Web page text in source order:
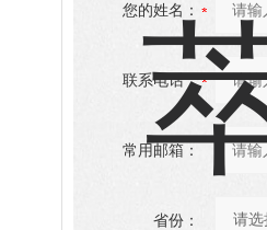
您的姓名：
联系电话：
常用邮箱：
省份：